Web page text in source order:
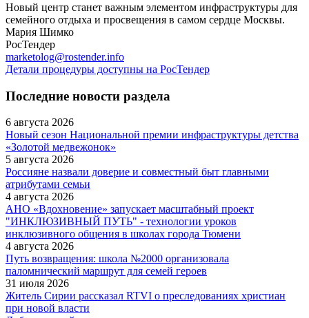
Новый центр станет важным элементом инфраструктуры для
семейного отдыха и просвещения в самом сердце Москвы.
Мария Шимко
РосТендер
marketolog@rostender.info
Детали процедуры доступны на РосТендер
Последние новости раздела
6 августа 2026
Новый сезон Национальной премии инфраструктуры детства
«Золотой медвежонок»
5 августа 2026
Россияне назвали доверие и совместный быт главными
атрибутами семьи
4 августа 2026
АНО «Вдохновение» запускает масштабный проект
"ИНКЛЮЗИВНЫЙ ПУТЬ" - технологии уроков
инклюзивного общения в школах города Тюмени
4 августа 2026
Путь возвращения: школа №2000 организовала
паломнический маршрут для семей героев
31 июля 2026
Житель Сирии рассказал RTVI о преследованиях христиан
при новой власти